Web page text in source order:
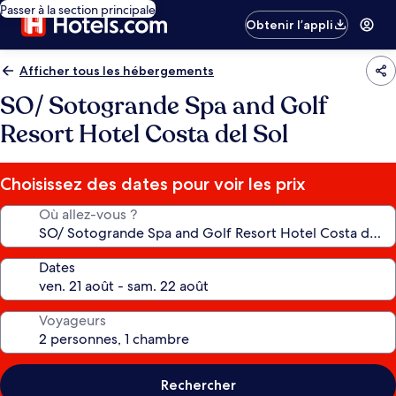
Passer à la section principale
Obtenir l’appli
Afficher tous les hébergements
SO/ Sotogrande Spa and Golf
Resort Hotel Costa del Sol
Choisissez des dates pour voir les prix
Où allez-vous ?
Dates
Voyageurs
Rechercher